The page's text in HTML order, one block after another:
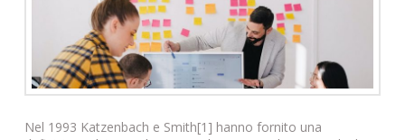
Nel 1993 Katzenbach e Smith[1] hanno fornito una